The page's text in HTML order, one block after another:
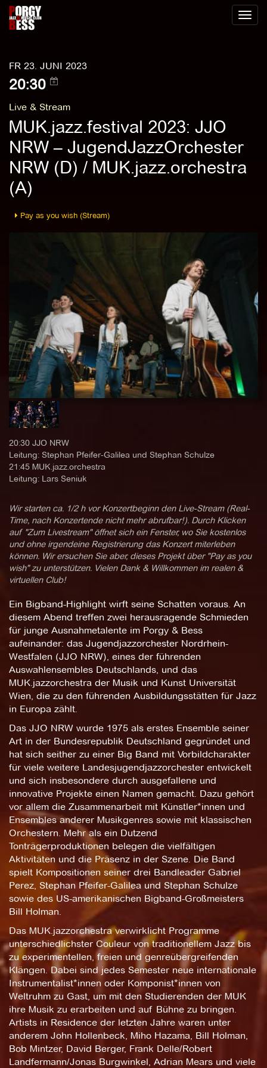
Toggle
FR 23. JUNI 2023
20:30
Live & Stream
MUK.jazz.festival 2023: JJO
NRW – JugendJazzOrchester
NRW (D) / MUK.jazz.orchestra
(A)
Pay as you wish (Stream)
20:30 JJO NRW
Leitung: Stephan Pfeifer-Galilea und Stephan Schulze
21:45 MUK.jazz.orchestra
Leitung: Lars Seniuk
Wir starten ca. 1/2 h vor Konzertbeginn den Live-Stream (Real-
Time, nach Konzertende nicht mehr abrufbar!). Durch Klicken
auf "Zum Livestream" öffnet sich ein Fenster, wo Sie kostenlos
und ohne irgendeine Registrierung das Konzert miterleben
können. Wir ersuchen Sie aber, dieses Projekt über "Pay as you
wish" zu unterstützen. Vielen Dank & Willkommen im realen &
virtuellen Club!
Ein Bigband-Highlight wirft seine Schatten voraus. An
diesem Abend treffen zwei herausragende Schmieden
für junge Ausnahmetalente im Porgy & Bess
aufeinander: das Jugendjazzorchester Nordrhein-
Westfalen (JJO NRW), eines der führenden
Auswahlensembles Deutschlands, und das
MUK.jazzorchestra der Musik und Kunst Universität
Wien, die zu den führenden Ausbildungsstätten für Jazz
in Europa zählt.
Das JJO NRW wurde 1975 als erstes Ensemble seiner
Art in der Bundesrepublik Deutschland gegründet und
hat sich seither zu einer Big Band mit Vorbildcharakter
für viele weitere Landesjugendjazzorchester entwickelt
und sich insbesondere durch ausgefallene und
innovative Projekte einen Namen gemacht. Dazu gehört
vor allem die Zusammenarbeit mit Künstler*innen und
Ensembles anderer Musikgenres sowie mit klassischen
Orchestern. Mehr als ein Dutzend
Tonträgerproduktionen belegen die vielfältigen
Aktivitäten und die Präsenz in der Szene. Die Band
spielt Kompositionen seiner drei Bandleader Gabriel
Perez, Stephan Pfeifer-Galilea und Stephan Schulze
sowie des US-amerikanischen Bigband-Großmeisters
Bill Holman.
Das MUK.jazzorchestra verwirklicht Programme
unterschiedlichster Couleur von traditionellem Jazz bis
zu experimentellen, freien und genreübergreifenden
Klängen. Dabei sind jedes Semester neue internationale
Instrumentalist*innen oder Komponist*innen von
Weltruhm zu Gast, um mit den Studierenden der MUK
ihre Musik zu erarbeiten und auf Bühne zu bringen.
Artists in Residence der letzten Jahre waren unter
anderem John Hollenbeck, Miho Hazama, Bill Holman,
Bob Mintzer, David Berger, Frank Delle/Robert
Landfermann/Jonas Burgwinkel, Adrian Mears und viele